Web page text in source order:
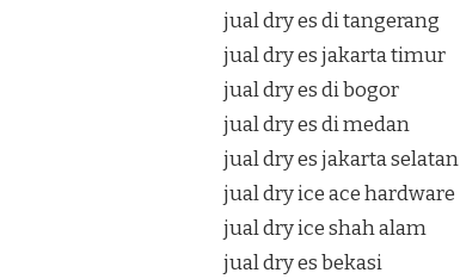
jual dry es di tangerang
jual dry es jakarta timur
jual dry es di bogor
jual dry es di medan
jual dry es jakarta selatan
jual dry ice ace hardware
jual dry ice shah alam
jual dry es bekasi